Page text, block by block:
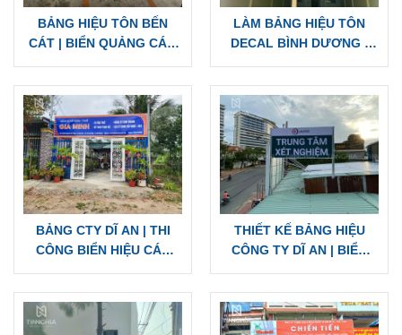
BẢNG HIỆU TÔN BẾN
CÁT | BIỂN QUẢNG CÁO
LÀM BẢNG HIỆU TÔN
DECAL BÌNH DƯƠNG |
LƯỢNG
BẢNG CTY DĨ AN | THI
CÔNG BIỂN HIỆU CÁC
THIẾT KẾ BẢNG HIỆU
CÔNG TY DĨ AN | BIỂN
INOX CÁC LOẠI